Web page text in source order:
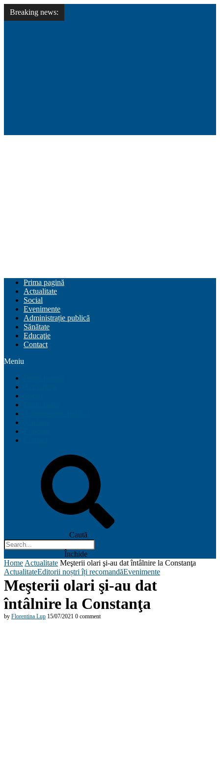
Breaking news:
Prima pagină
Actualitate
Social
Evenimente
Administrație publică
Sănătate
Educaţie
Contact
Meniu
Caută
Închide
Home Actualitate Meşterii olari şi-au dat întâlnire la Constanţa
ActualitateEditorii noștri îți recomandăEvenimente
Meşterii olari şi-au dat
întâlnire la Constanţa
by Florentina Lup 15/07/2021 0 comment